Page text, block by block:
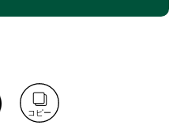
コピー